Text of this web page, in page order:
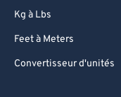
Kg à Lbs
Feet à Meters
Convertisseur d'unités